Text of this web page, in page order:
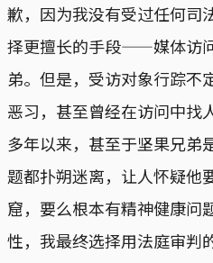
歉，因为我没有受过任何司
择更擅长的手段——媒体访
弟。但是，受访对象行踪不
恶习，甚至曾经在访问中找
多年以来，甚至于坚果兄
题都扑朔迷离，让人怀疑他
窟，要么根本有精神健康问
性，我最终选择用法庭审判